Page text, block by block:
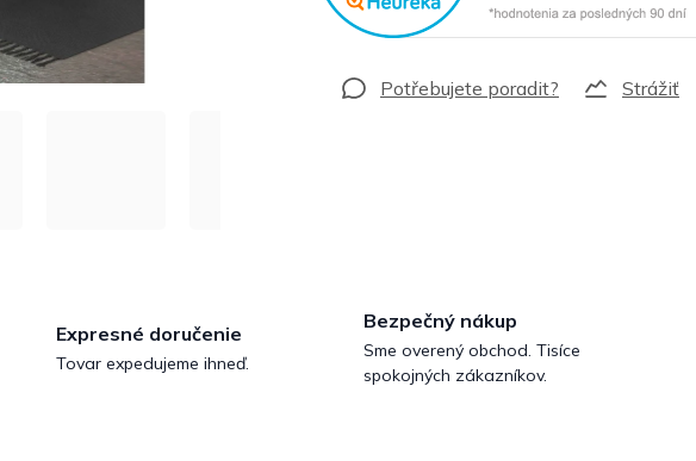
Strážiť
Expresné doručenie
Tovar expedujeme ihneď.
Bezpečný nákup
Sme overený obchod. Tisíce
spokojných zákazníkov.